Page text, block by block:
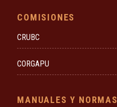
COMISIONES
CRUBC
CORGAPU
MANUALES Y NORMAS